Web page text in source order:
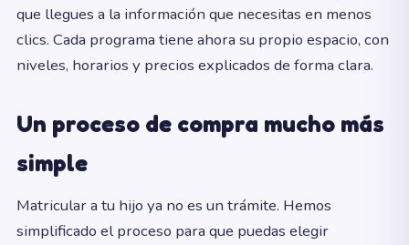
que llegues a la información que necesitas en menos
clics. Cada programa tiene ahora su propio espacio, con
niveles, horarios y precios explicados de forma clara.
Un proceso de compra mucho más
simple
Matricular a tu hijo ya no es un trámite. Hemos
simplificado el proceso para que puedas elegir